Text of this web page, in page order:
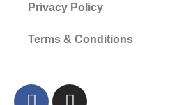
Privacy Policy
Terms & Conditions